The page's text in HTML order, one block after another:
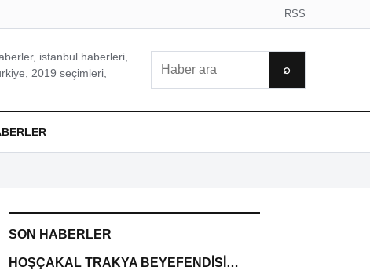
RSS
istanbul haberleri,
2019 seçimleri,
⌕
SON HABERLER
HOŞÇAKAL TRAKYA BEYEFENDİSİ…